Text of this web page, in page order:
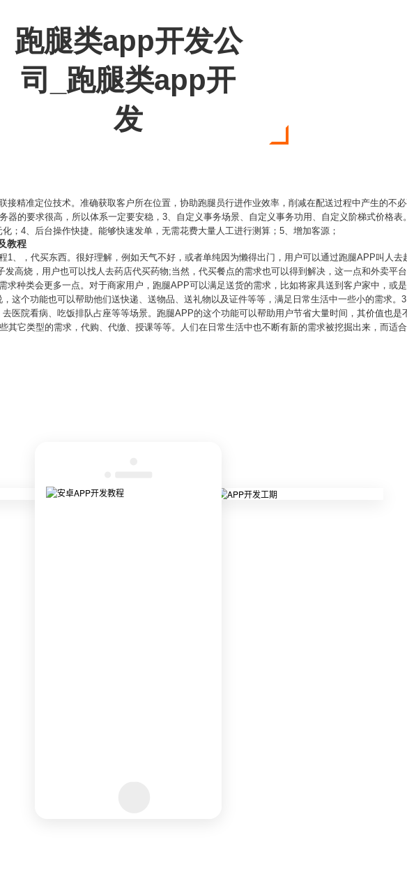
跑腿类app开发公
司_跑腿类app开
发
接精准定位技术。准确获取客户所在位置，协助跑腿员行进作业效率，削减在配送过程中产生的不
器的要求很高，所以体系一定要安稳，3、自定义事务场景、自定义事务功用、自定义阶梯式价格表
；4、后台操作快捷。能够快速发单，无需花费大量人工进行测算；5、增加客源；
教程
1、，代买东西。很好理解，例如天气不好，或者单纯因为懒得出门，用户可以通过跑腿APP叫人去
高烧，用户也可以找人去药店代买药物;当然，代买餐点的需求也可以得到解决，这一点和外卖平
求种类会更多一点。对于商家用户，跑腿APP可以满足送货的需求，比如将家具送到客户家中，或
这个功能也可以帮助他们送快递、送物品、送礼物以及证件等等，满足日常生活中一些小的需求。
医院看病、吃饭排队占座等等场景。跑腿APP的这个功能可以帮助用户节省大量时间，其价值也是
其它类型的需求，代购、代缴、授课等等。人们在日常生活中也不断有新的需求被挖掘出来，而适